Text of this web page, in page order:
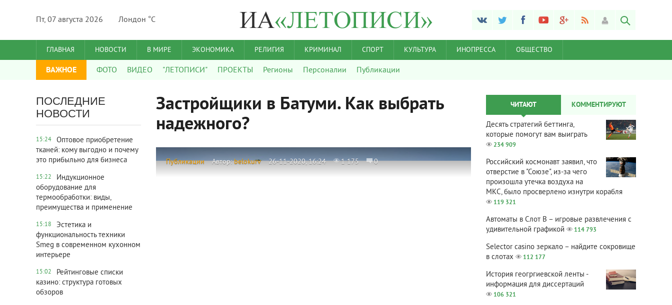
Пт, 07 августа 2026 Лондон °C
ГЛАВНАЯ НОВОСТИ В МИРЕ ЭКОНОМИКА РЕЛИГИЯ КРИМИНАЛ СПОРТ КУЛЬТУРА ИНОПРЕССА ОБЩЕСТВО
ВАЖНОЕ ФОТО ВИДЕО "ЛЕТОПИСИ" ПРОЕКТЫ Регионы Персоналии Публикации
ПОСЛЕДНИЕ
НОВОСТИ
15:24
Оптовое приобретение
тканей: кому выгодно и почему
это прибыльно для бизнеса
15:22
Индукционное
оборудование для
термообработки: виды,
преимущества и применение
15:18
Эстетика и
функциональность техники
Smeg в современном кухонном
интерьере
15:02
Рейтинговые списки
казино: структура готовых
обзоров
Застройщики в Батуми. Как выбрать
надежного?
Публикации Автор:belokurv 26-11-2020, 16:24 1 175 0
ЧИТАЮТ КОММЕНТИРУЮТ
Десять стратегий беттинга,
которые помогут вам выиграть
234 909
Российский космонавт заявил, что
отверстие в "Союзе", из-за чего
произошла утечка воздуха на
МКС, было просверлено изнутри корабля
119 321
Автоматы в Слот В – игровые развлечения с
удивительной графикой
114 793
Selector casino зеркало – найдите сокровище
в слотах
112 177
История геогргиевской ленты -
информация для диссертаций
106 321